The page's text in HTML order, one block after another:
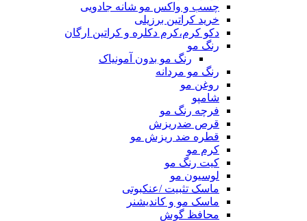
چسب و واکس مو شانه جادویی
خرید کراتین برزیلی
دکو کرم،کرم دکلره و کراتین ارگان
رنگ مو
رنگ مو بدون آمونیاک
رنگ مو مردانه
روغن مو
شامپو
فرچه رنگ مو
قرص ضدریزش
قطره ضد ریزش مو
کرم مو
کیت رنگ مو
لوسیون مو
ماسک تثبیت /عنکبوتی
ماسک مو و کاندیشنر
محافظ گوش